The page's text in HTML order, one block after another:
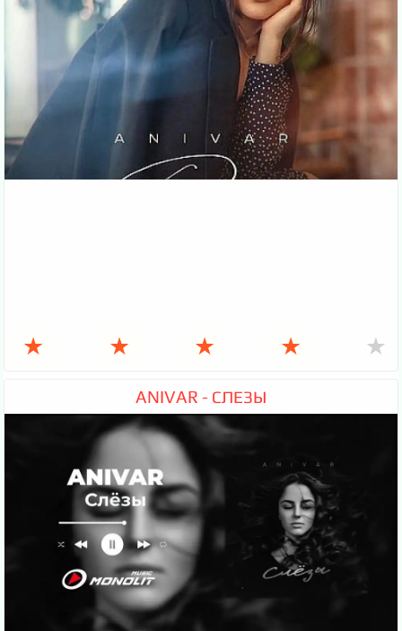
★ ★ ★ ★ ★
ANIVAR - СЛЕЗЫ